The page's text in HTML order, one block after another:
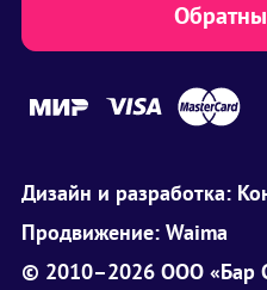
Дизайн и разработка:
Продвижение: Waima
© 2010–2026 ООО «Бар